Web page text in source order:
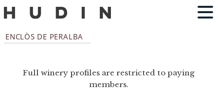
ENCLÒS DE PERALBA
Full winery profiles are restricted to paying
members.